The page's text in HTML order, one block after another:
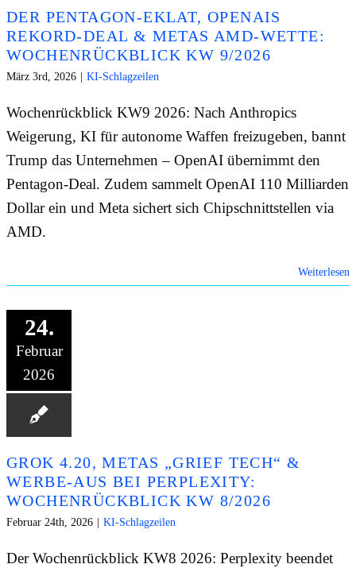
DER PENTAGON-EKLAT, OPENAIS
REKORD-DEAL & METAS AMD-WETTE:
WOCHENRÜCKBLICK KW 9/2026
März 3rd, 2026 | KI-Schlagzeilen
Wochenrückblick KW9 2026: Nach Anthropics
Weigerung, KI für autonome Waffen freizugeben, bannt
Trump das Unternehmen – OpenAI übernimmt den
Pentagon-Deal. Zudem sammelt OpenAI 110 Milliarden
Dollar ein und Meta sichert sich Chipschnittstellen via
AMD.
Weiterlesen
24.
Februar
2026
GROK 4.20, METAS „GRIEF TECH“ &
WERBE-AUS BEI PERPLEXITY:
WOCHENRÜCKBLICK KW 8/2026
Februar 24th, 2026 | KI-Schlagzeilen
Der Wochenrückblick KW8 2026: Perplexity beendet